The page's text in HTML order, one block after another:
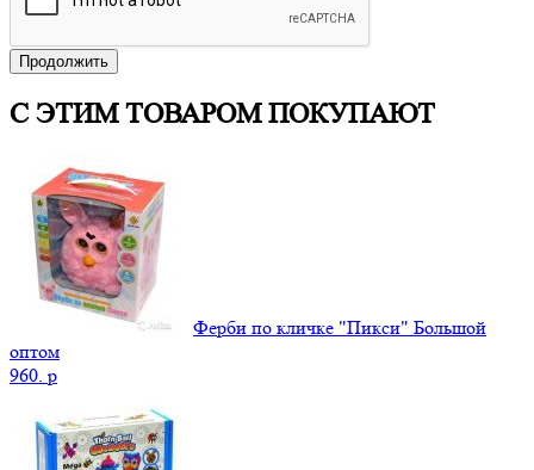
Продолжить
С ЭТИМ ТОВАРОМ ПОКУПАЮТ
Ферби по кличке "Пикси" Большой
оптом
960. p